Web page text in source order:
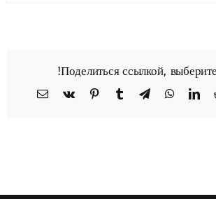
Поделиться ссылкой,
Reddit
LinkedIn
WhatsApp
Telegram
Tumblr
Pinterest
Vk
כתובת